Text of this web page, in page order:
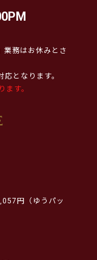
業務はお休みとさ
となります。
す。
円（ゆうパッ